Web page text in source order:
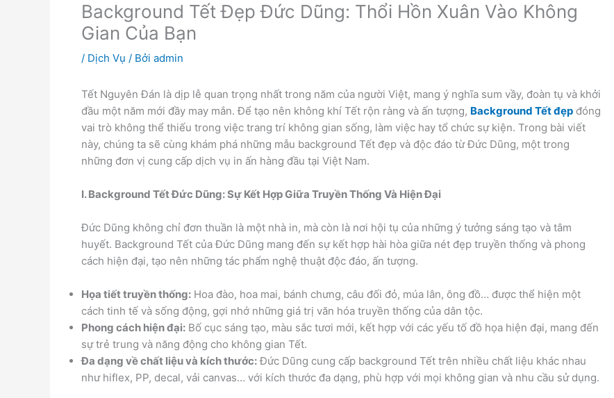
Background Tết Đẹp Đức Dũng: Thổi Hồn Xuân Vào Không
Gian Của Bạn
/ Dịch Vụ / Bởi admin
Tết Nguyên Đán là dịp lễ quan trọng nhất trong năm của người Việt, mang ý nghĩa sum vầy, đoàn tụ và khởi
đầu một năm mới đầy may mắn. Để tạo nên không khí Tết rộn ràng và ấn tượng, Background Tết đẹp đóng
vai trò không thể thiếu trong việc trang trí không gian sống, làm việc hay tổ chức sự kiện. Trong bài viết
này, chúng ta sẽ cùng khám phá những mẫu background Tết đẹp và độc đáo từ Đức Dũng, một trong
những đơn vị cung cấp dịch vụ in ấn hàng đầu tại Việt Nam.
I. Background Tết Đức Dũng: Sự Kết Hợp Giữa Truyền Thống Và Hiện Đại
Đức Dũng không chỉ đơn thuần là một nhà in, mà còn là nơi hội tụ của những ý tưởng sáng tạo và tâm
huyết. Background Tết của Đức Dũng mang đến sự kết hợp hài hòa giữa nét đẹp truyền thống và phong
cách hiện đại, tạo nên những tác phẩm nghệ thuật độc đáo, ấn tượng.
Họa tiết truyền thống: Hoa đào, hoa mai, bánh chưng, câu đối đỏ, múa lân, ông đồ… được thể hiện một
cách tinh tế và sống động, gợi nhớ những giá trị văn hóa truyền thống của dân tộc.
Phong cách hiện đại: Bố cục sáng tạo, màu sắc tươi mới, kết hợp với các yếu tố đồ họa hiện đại, mang đến
sự trẻ trung và năng động cho không gian Tết.
Đa dạng về chất liệu và kích thước:Đức Dũng cung cấp background Tết trên nhiều chất liệu khác nhau
như hiflex, PP, decal, vải canvas… với kích thước đa dạng, phù hợp với mọi không gian và nhu cầu sử dụng.